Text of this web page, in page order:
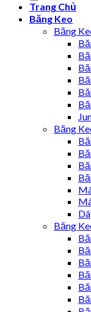
Trang Chủ
Băng Keo
Băng
Băng
Băng